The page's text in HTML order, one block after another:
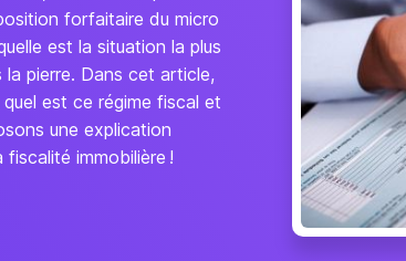
forfaitaire du micro
est la situation la plus
pierre. Dans cet article,
est ce régime fiscal et
une explication
immobilière !